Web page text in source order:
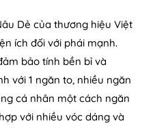
Dẻ của thương hiệu Việt
ích đối với phái mạnh.
bảo tính bền bỉ và
với 1 ngăn to, nhiều ngăn
cá nhân một cách ngăn
với nhiều vóc dáng và